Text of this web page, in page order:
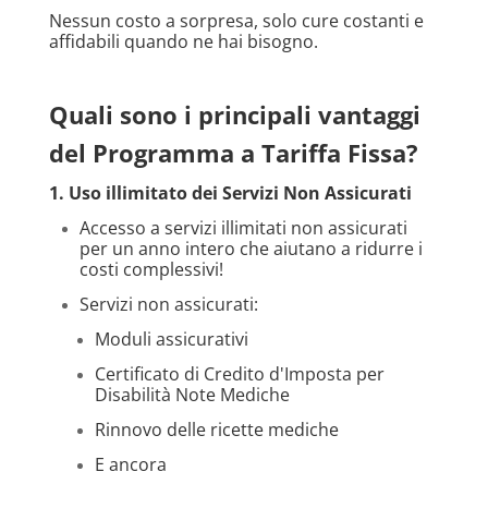
Nessun costo a sorpresa, solo cure costanti e
affidabili quando ne hai bisogno.
Quali sono i principali vantaggi
del Programma a Tariffa Fissa?
1. Uso illimitato dei Servizi Non Assicurati
Accesso a servizi illimitati non assicurati
per un anno intero che aiutano a ridurre i
costi complessivi!
Servizi non assicurati:
Moduli assicurativi
Certificato di Credito d'Imposta per
Disabilità Note Mediche
Rinnovo delle ricette mediche
E ancora